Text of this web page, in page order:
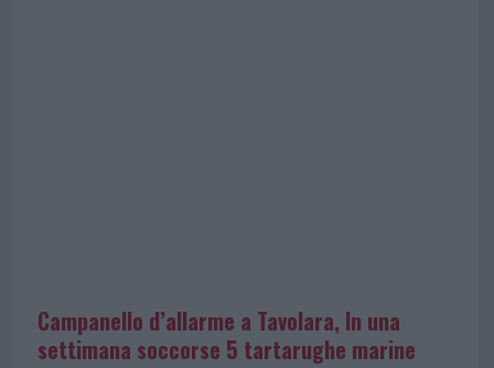
Campanello d’allarme a Tavolara, In una
settimana soccorse 5 tartarughe marine